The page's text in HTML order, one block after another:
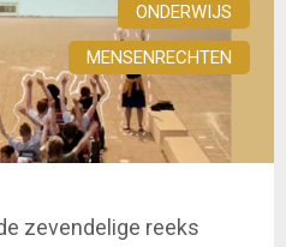
ONDERWIJS
MENSENRECHTEN
zevendelige reeks